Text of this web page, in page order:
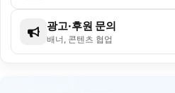
광고·후원 문의
배너, 콘텐츠 협업